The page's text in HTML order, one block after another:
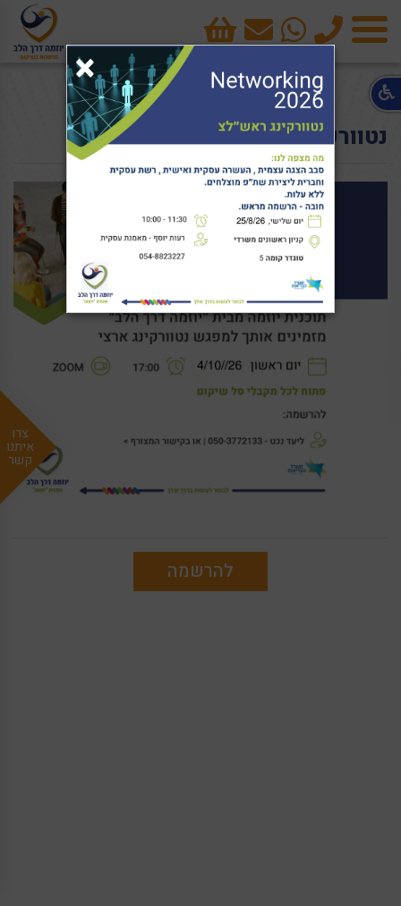
טלפון cart
צרו
איתנו
קשר
נטוורקינג אוקטובר
להרשמה
×